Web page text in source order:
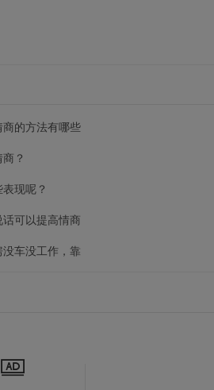
的方法有哪些
？
现呢？
可以提高情商
车没工作，靠